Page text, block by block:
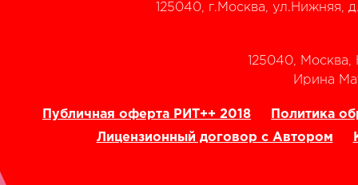
125040, г.Москва, ул.Нижняя,
125040,
‭Ирина
Публичная оферта РИТ++ 2018
Политика
Лицензионный договор с Автором